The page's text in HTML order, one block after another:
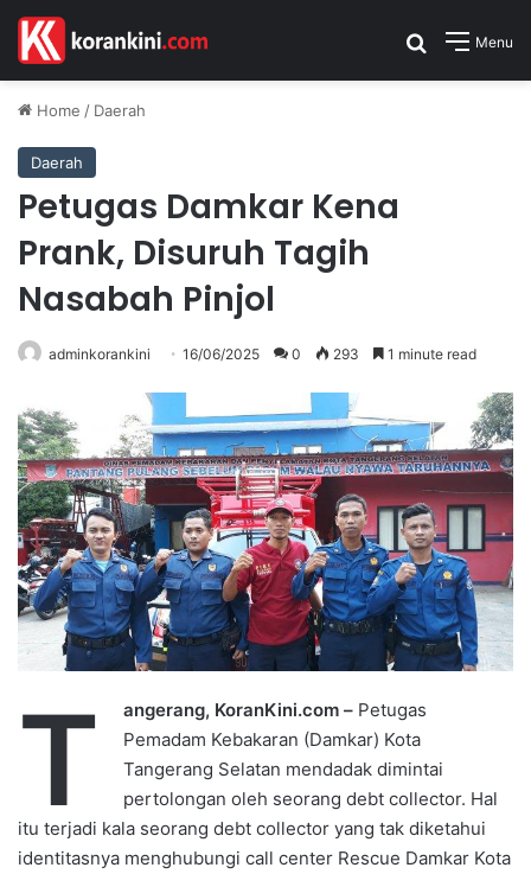
Menu
Search for
Home / Daerah
Daerah
Petugas Damkar Kena
Prank, Disuruh Tagih
Nasabah Pinjol
adminkorankini 16/06/2025 0 293 1 minute read
T angerang, KoranKini.com – Petugas
Pemadam Kebakaran (Damkar) Kota
Tangerang Selatan mendadak dimintai
pertolongan oleh seorang debt collector. Hal
itu terjadi kala seorang debt collector yang tak diketahui
identitasnya menghubungi call center Rescue Damkar Kota